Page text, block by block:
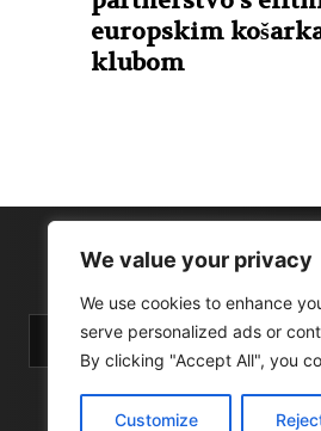
We value your privacy
We use cookies to enhance
serve personalized ads or
By clicking "Accept All", you
Customize
europskim
klubom